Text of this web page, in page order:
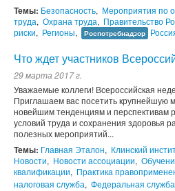
Темы: Безопасность, Мероприятия по
труда, Охрана труда, Правительство
риски, Регионы, Роспотребнадзор
Что ждет участников
29 марта 2017 г.
Уважаемые коллеги! Всероссийская
Приглашаем вас посетить крупнейшую
новейшим тенденциям и перспективам
условий труда и сохранения
полезных мероприятий...
Темы: Главная Эталон, Клинский
Новости, Новости ассоциации,
квалификации, Практика
налоговая служба, Федеральная